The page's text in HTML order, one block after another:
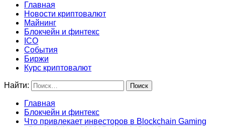
Новости криптовалют
Новости криптовалют
Главная
Новости криптовалют
Майнинг
Блокчейн и финтекс
ICO
События
Биржи
Курс криптовалют
Найти:
Главная
Блокчейн и финтекс
Что привлекает инвесторов в Blockchain Gaming